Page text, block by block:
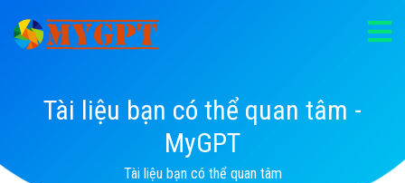
Tài liệu bạn có thể quan tâm -
MyGPT
Tài liệu bạn có thể quan tâm